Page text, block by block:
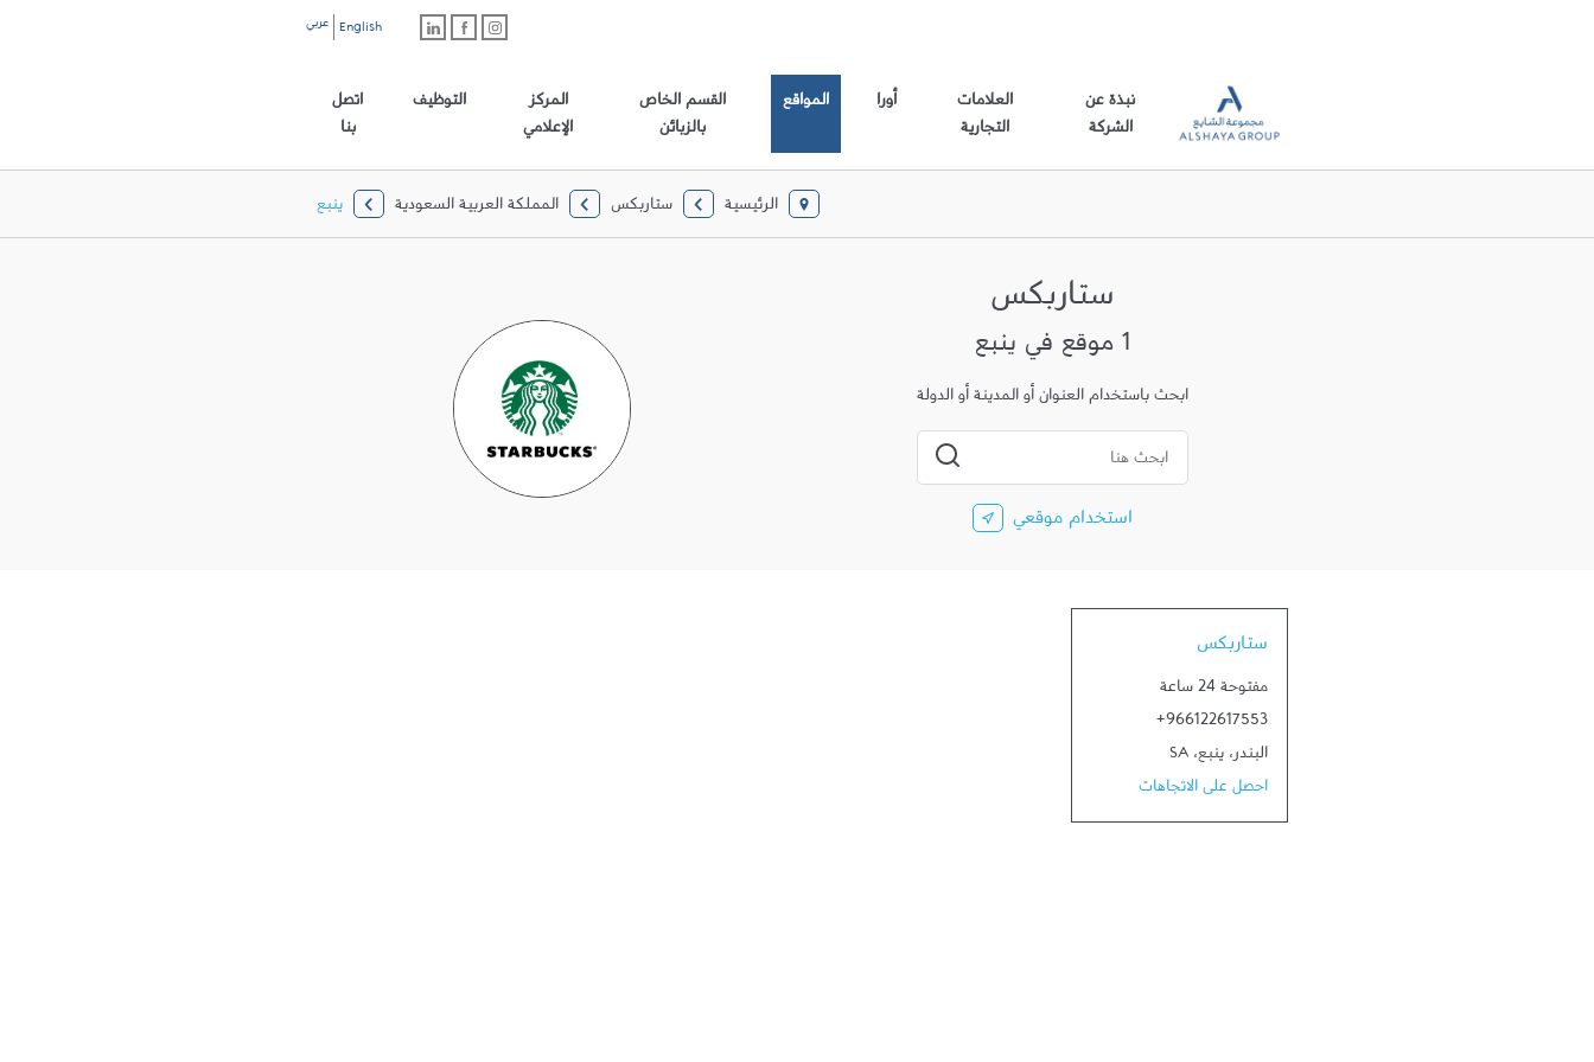
English عربي
نبذة عن
الشركة
العلامات
التجارية
أورا المواقع
القسم الخاص
بالزبائن
المركز
الإعلامي
التوظيف
اتصل
بنا
الرئيسية ستاربكس المملكة العربية السعودية ينبع
ستاربكس
1 موقع في ينبع
ابحث باستخدام العنوان أو المدينة أو الدولة
استخدام موقعي
ستاربكس
مفتوحة 24 ساعة
+966122617553
البندر، ينبع، SA
احصل على الاتجاهات